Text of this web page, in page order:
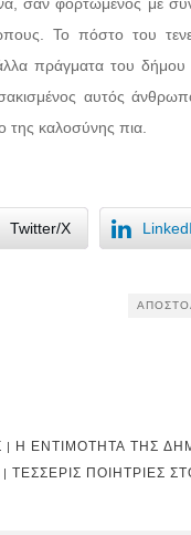
σαν φορτωμένος με
Το πόστο του
πράγματα του δήμου
αυτός
της καλοσύνης πια.
Twitter/X
Η ΕΝΤΙΜΌΤΗΤΑ ΤΗΣ
ΤΈΣΣΕΡΙΣ ΠΟΙΉΤΡΙΕΣ